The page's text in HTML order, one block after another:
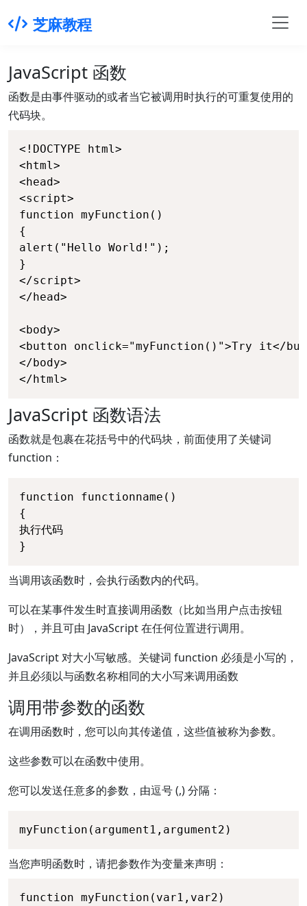
芝麻教程
JavaScript 函数
函数是由事件驱动的或者当它被调用时执行的可重复使用的
代码块。
<!DOCTYPE html>
<html>
<head>
<script>
function myFunction()
{
alert("Hello World!");
}
</script>
</head>
<body>
<button onclick="myFunction()">Try it</
</body>
</html>
JavaScript 函数语法
函数就是包裹在花括号中的代码块，前面使用了关键词
function：
function functionname()
{
执行代码
}
当调用该函数时，会执行函数内的代码。
可以在某事件发生时直接调用函数（比如当用户点击按钮
时），并且可由 JavaScript 在任何位置进行调用。
JavaScript 对大小写敏感。关键词 function 必须是小写的，
并且必须以与函数名称相同的大小写来调用函数
调用带参数的函数
在调用函数时，您可以向其传递值，这些值被称为参数。
这些参数可以在函数中使用。
您可以发送任意多的参数，由逗号 (,) 分隔：
myFunction(argument1,argument2)
当您声明函数时，请把参数作为变量来声明：
function myFunction(var1,var2)